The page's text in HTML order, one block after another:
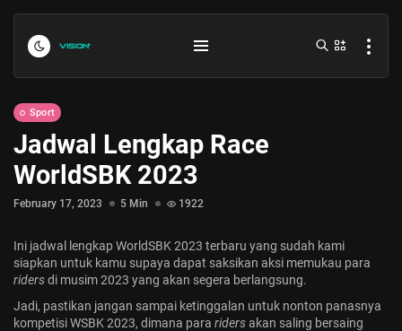
Indonesia vs Kamboja Hari Ini...
July 27, 2026 4 Min
Sport
Jadwal Lengkap Race
WorldSBK 2023
February 17, 2023 5 Min 1922
Ini jadwal lengkap WorldSBK 2023 terbaru yang sudah kami
siapkan untuk kamu supaya dapat saksikan aksi memukau para
ridersdi musim 2023 yang akan segera berlangsung.
Jadi, pastikan jangan sampai ketinggalan untuk nonton panasnya
kompetisi WSBK 2023, dimana para ridersakan saling bersaing